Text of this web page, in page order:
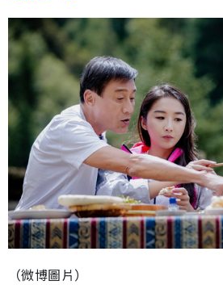
（微博圖片）